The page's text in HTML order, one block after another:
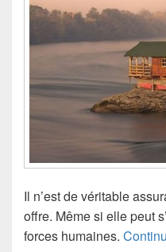
Il n’est de véritable
offre. Même si elle peut
forces humaines.